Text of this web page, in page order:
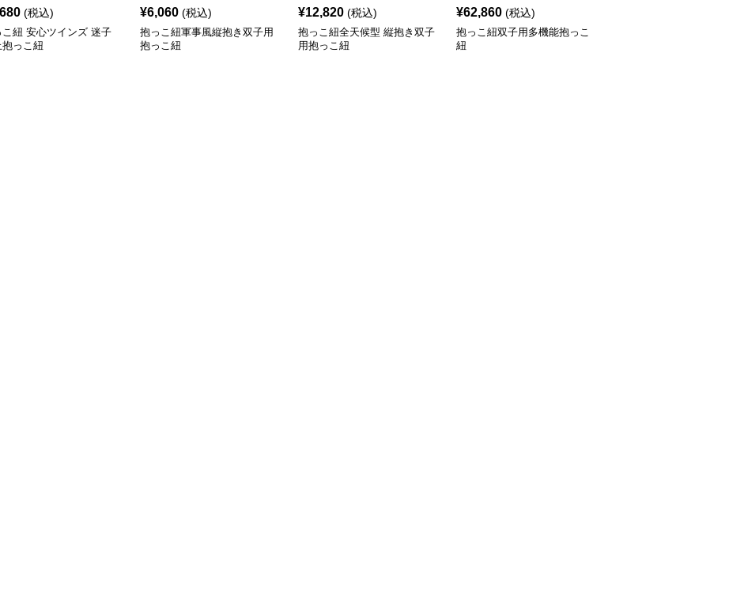
(税込)
こ紐 安心ツインズ 迷子
抱っこ紐
¥6,060 (税込)
抱っこ紐軍事風縦抱き双子用
抱っこ紐
¥12,820 (税込)
抱っこ紐全天候型 縦抱き双子
用抱っこ紐
¥62,860 (税込)
抱っこ紐双子用多機能抱っこ
紐